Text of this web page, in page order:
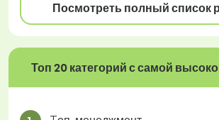
Посмотреть полный список
Топ 20 категорий с самой